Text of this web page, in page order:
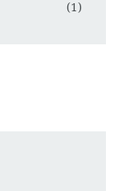
(1)